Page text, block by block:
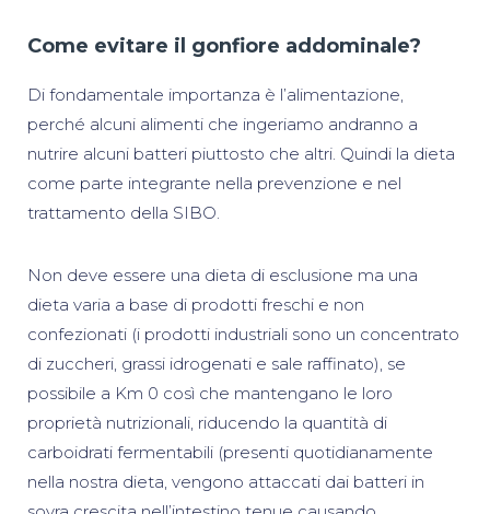
Come evitare il gonfiore addominale?
Di fondamentale importanza è l’alimentazione,
perché alcuni alimenti che ingeriamo andranno a
nutrire alcuni batteri piuttosto che altri. Quindi la dieta
come parte integrante nella prevenzione e nel
trattamento della SIBO.
Non deve essere una dieta di esclusione ma una
dieta varia a base di prodotti freschi e non
confezionati (i prodotti industriali sono un concentrato
di zuccheri, grassi idrogenati e sale raffinato), se
possibile a Km 0 così che mantengano le loro
proprietà nutrizionali, riducendo la quantità di
carboidrati fermentabili (presenti quotidianamente
nella nostra dieta, vengono attaccati dai batteri in